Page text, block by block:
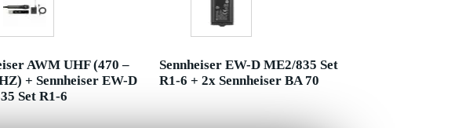
AWM UHF (470 –
+ Sennheiser EW-D
Set R1-6
Sennheiser EW-D ME2/835 Set
R1-6 + 2x Sennheiser BA 70